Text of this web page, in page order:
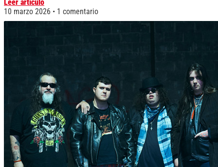
Leer artículo
10 marzo 2026
1 comentario